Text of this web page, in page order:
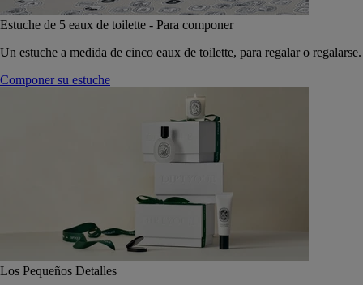
Estuche de 5 eaux de toilette - Para componer
Un estuche a medida de cinco eaux de toilette, para regalar o regalarse.
Componer su estuche
Los Pequeños Detalles